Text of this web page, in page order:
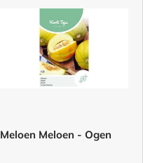
Meloen Meloen - Ogen